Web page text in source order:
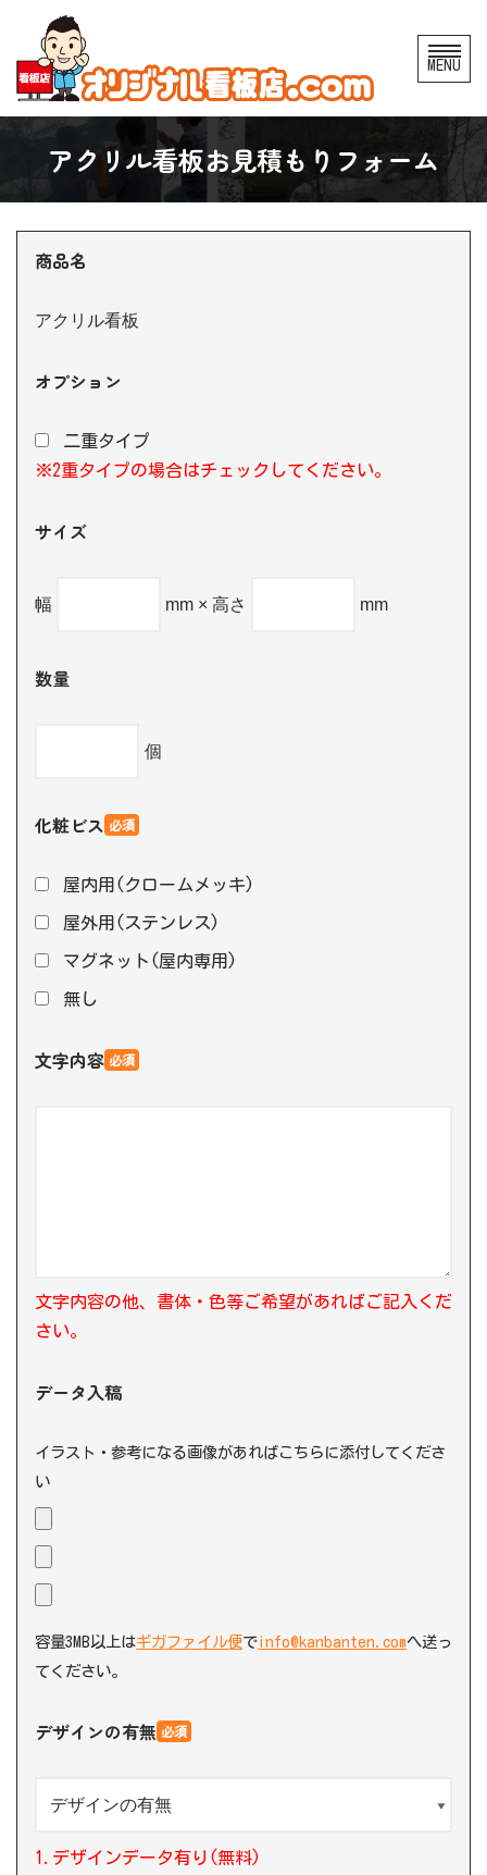
コ
ン
テ
へ
ス
MENU
アクリル看板お見積もりフォーム
商品名
アクリル看板
オプション
二重タイプ
※2重タイプの場合はチェックしてください。
サイズ
幅 mm × 高さ mm
数量
個
化粧ビス 必須
屋内用(クロームメッキ)
屋外用(ステンレス)
マグネット(屋内専用)
無し
文字内容 必須
文字内容の他、書体・色等ご希望があればご記入くだ
さい。
データ入稿
イラスト・参考になる画像があればこちらに添付してくださ
い
容量3MB以上はギガファイル便でinfo@kanbanten.comへ送っ
てください。
デザインの有無 必須
1.デザインデータ有り(無料)